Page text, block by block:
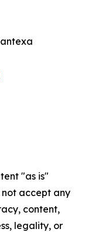
"as is"
accept any
content,
legality, or